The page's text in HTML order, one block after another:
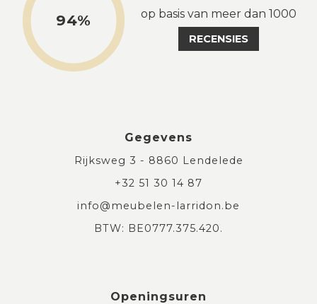
94%
op basis van meer dan 1000
RECENSIES
Gegevens
Rijksweg 3 - 8860 Lendelede
+32 51 30 14 87
info@meubelen-larridon.be
BTW: BE0777.375.420.
Openingsuren